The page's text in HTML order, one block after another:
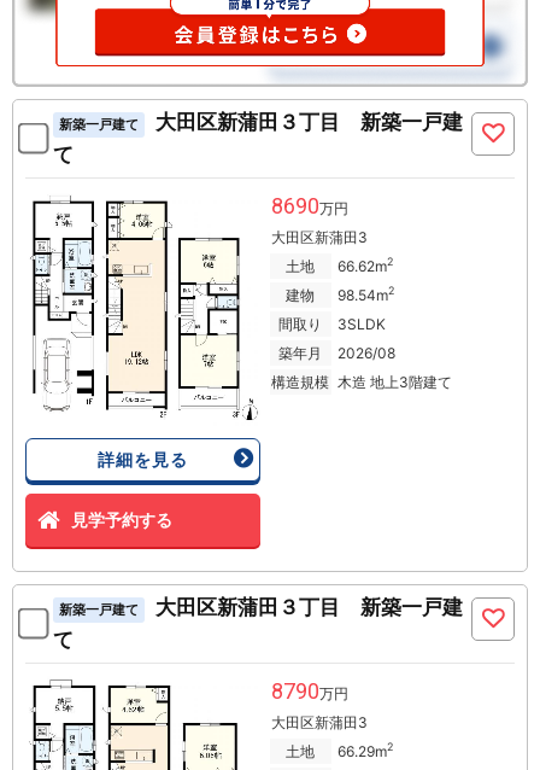
新築一戸建て
大田区新蒲田３丁目 新築一戸建
て
詳細を見る
見学予約する
8690万円
大田区新蒲田3
土地
66.62m2
建物 98.54m2
間取り
3SLDK
築年月
2026/08
構造規模 木造 地上3階建て
新築一戸建て
大田区新蒲田３丁目 新築一戸建
て
8790万円
大田区新蒲田3
土地
66.29m2